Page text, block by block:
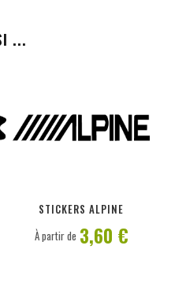
...
STICKERS ALPINE
À partir de 3,60 €